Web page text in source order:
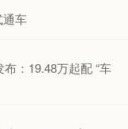
通车
：19.48万起配 “车